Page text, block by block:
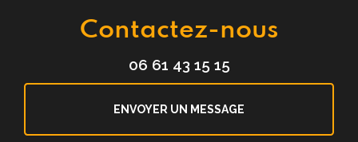
Contactez-nous
06 61 43 15 15
ENVOYER UN MESSAGE